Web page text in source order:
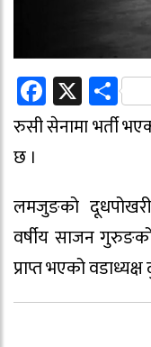
X
रुसी सेनामा भर्ती
छ ।
लमजुङको
वर्षीय साजन
प्राप्त भएको